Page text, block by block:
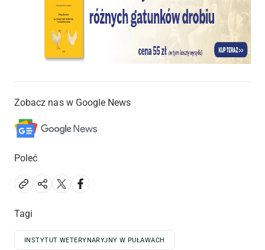
Zobacz nas w Google News
Poleć
Tagi
INSTYTUT WETERYNARYJNY W PUŁAWACH